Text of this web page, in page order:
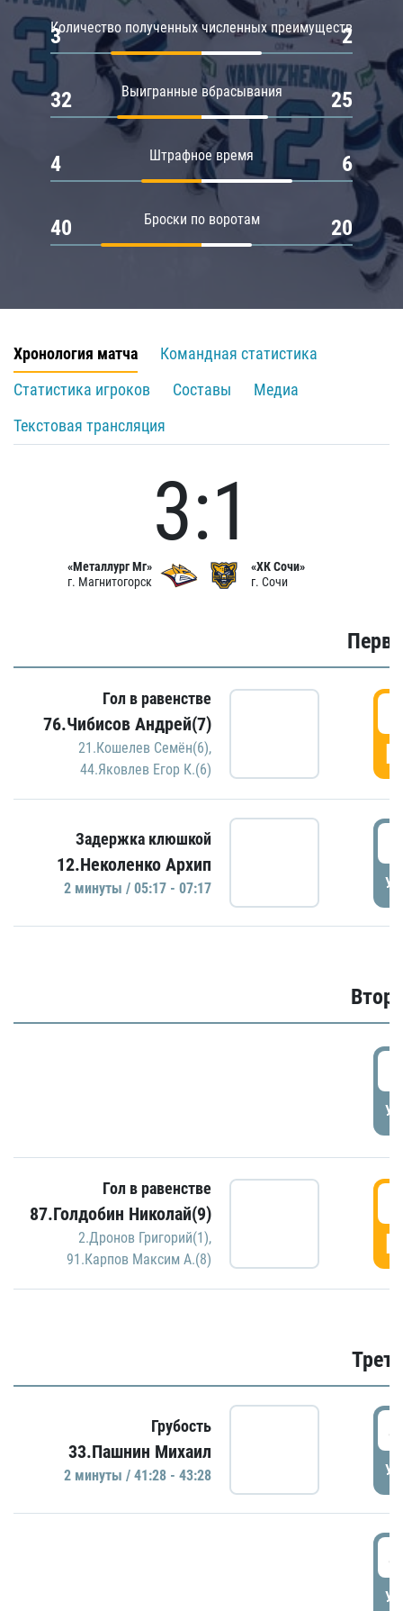
Количество полученных численных преимуществ
3 2
Выигранные вбрасывания
32 25
Штрафное время
4 6
Броски по воротам
40 20
Хронология матча
Командная статистика
Статистика игроков
Составы
Медиа
Текстовая трансляция
«Металлург Мг»
г. Магнитогорск
3:1
«ХК Сочи»
г. Сочи
Гол в равенстве
76.Чибисов Андрей(7)
21.Кошелев Семён(6),
44.Яковлев Егор К.(6)
Задержка клюшкой
12.Неколенко Архип
2 минуты / 05:17 - 07:17
Гол в равенстве
87.Голдобин Николай(9)
2.Дронов Григорий(1),
91.Карпов Максим А.(8)
Грубость
33.Пашнин Михаил
2 минуты / 41:28 - 43:28